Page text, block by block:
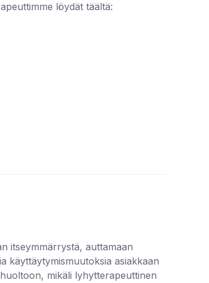
löydät täältä:
itseymmärrystä, auttamaan
käyttäytymismuutoksia asiakkaan
mikäli lyhytterapeuttinen